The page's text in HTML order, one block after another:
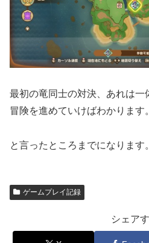
最初の竜同士の対決、あれは一
冒険を進めていけばわかります。
と言ったところまでになります
ゲームプレイ記録
シェア